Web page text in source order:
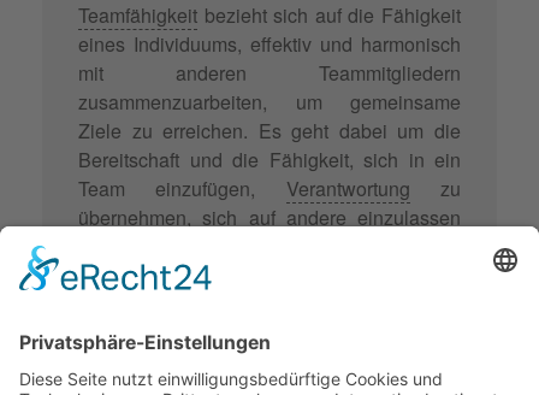
Teamfähigkeit bezieht sich auf die Fähigkeit
eines Individuums, effektiv und harmonisch
mit anderen Teammitgliedern
zusammenzuarbeiten, um gemeinsame
Ziele zu erreichen. Es geht dabei um die
Bereitschaft und die Fähigkeit, sich in ein
Team einzufügen, Verantwortung zu
übernehmen, sich auf andere einzulassen
Teamfähigkeit ist somit ein wichtiger
der Arbeitswelt oft als Schlüsselqualifikation
angesehen.